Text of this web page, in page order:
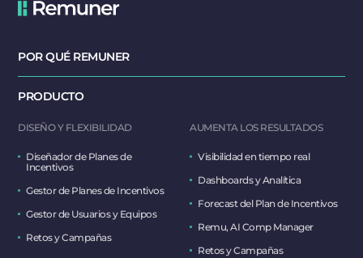
POR QUÉ REMUNER
PRODUCTO
DISEÑO Y FLEXIBILIDAD
Diseñador de Planes de
Incentivos
Gestor de Planes de Incentivos
Gestor de Usuarios y Equipos
Retos y Campañas
AUMENTA LOS RESULTADOS
Visibilidad en tiempo real
Dashboards y Analítica
Forecast del Plan de Incentivos
Remu, AI Comp Manager
Retos y Campañas